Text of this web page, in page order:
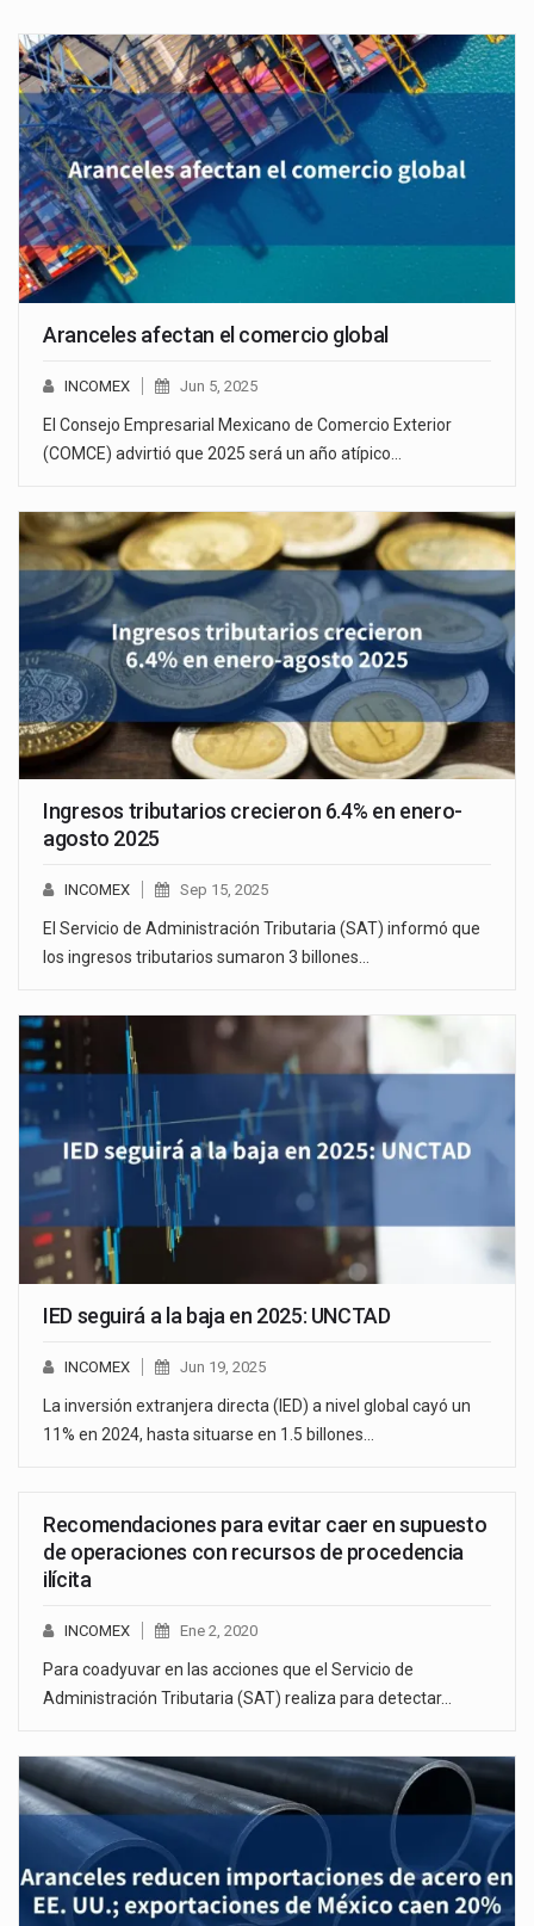
Aranceles afectan el comercio global
INCOMEX Jun 5, 2025
El Consejo Empresarial Mexicano de Comercio Exterior
(COMCE) advirtió que 2025 será un año atípico…
Ingresos tributarios crecieron 6.4% en enero-
agosto 2025
INCOMEX Sep 15, 2025
El Servicio de Administración Tributaria (SAT) informó que
los ingresos tributarios sumaron 3 billones…
IED seguirá a la baja en 2025: UNCTAD
INCOMEX Jun 19, 2025
La inversión extranjera directa (IED) a nivel global cayó un
11% en 2024, hasta situarse en 1.5 billones…
Recomendaciones para evitar caer en supuesto
de operaciones con recursos de procedencia
ilícita
INCOMEX Ene 2, 2020
Para coadyuvar en las acciones que el Servicio de
Administración Tributaria (SAT) realiza para detectar…